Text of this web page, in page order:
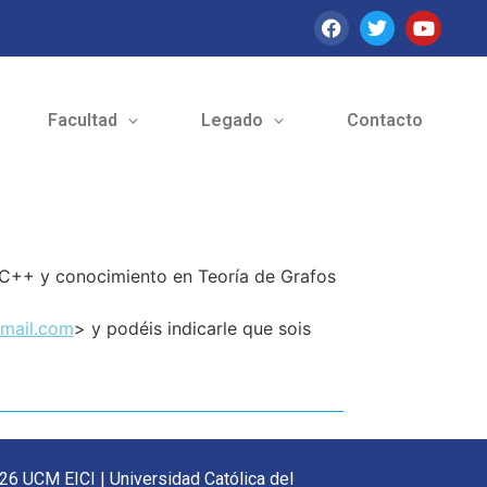
Facultad Legado Contacto
y conocimiento en Teoría de Grafos
> y podéis indicarle que sois
UCM EICI | Universidad Católica del